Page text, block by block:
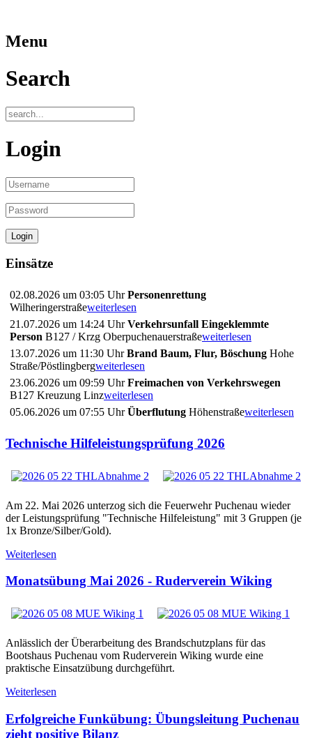
Menu
Search
Login
Einsätze
02.08.2026 um 03:05 UhrPersonenrettung
Wilheringerstraßeweiterlesen
21.07.2026 um 14:24 UhrVerkehrsunfall Eingeklemmte
Person B127 / Krzg Oberpuchenauerstraßeweiterlesen
13.07.2026 um 11:30 UhrBrand Baum, Flur, Böschung Hohe
Straße/Pöstlingbergweiterlesen
23.06.2026 um 09:59 UhrFreimachen von Verkehrswegen
B127 Kreuzung Linzweiterlesen
05.06.2026 um 07:55 UhrÜberflutung Höhenstraßeweiterlesen
Technische Hilfeleistungsprüfung 2026
Am 22. Mai 2026 unterzog sich die Feuerwehr Puchenau wieder
der Leistungsprüfung "Technische Hilfeleistung" mit 3 Gruppen (je
1x Bronze/Silber/Gold).
Weiterlesen
Monatsübung Mai 2026 - Ruderverein Wiking
Anlässlich der Überarbeitung des Brandschutzplans für das
Bootshaus Puchenau vom Ruderverein Wiking wurde eine
praktische Einsatzübung durchgeführt.
Weiterlesen
Erfolgreiche Funkübung: Übungsleitung Puchenau
zieht positive Bilanz